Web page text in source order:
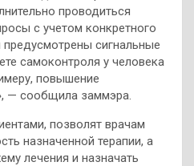
проводиться
с учетом конкретного
сигнальные
самоконтроля у человека
повышение
— сообщила заммэра.
позволят врачам
назначенной терапии, а
лечения и назначать